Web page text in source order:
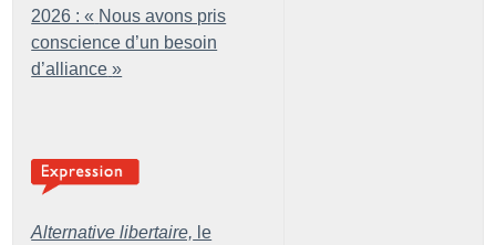
2026 : « Nous avons pris
conscience d’un besoin
d’alliance »
Alternative libertaire, le